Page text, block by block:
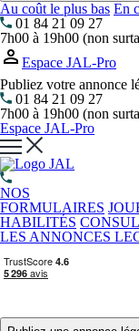
Au coût le plus bas En
01 84 21 09 27
7h00 à 19h00 (non
Espace JAL-Pro
Publiez votre annonce
01 84 21 09 27
7h00 à 19h00 (non
Espace JAL-Pro
NOS
FORMULAIRES
HABILITÉS
LES ANNONCES